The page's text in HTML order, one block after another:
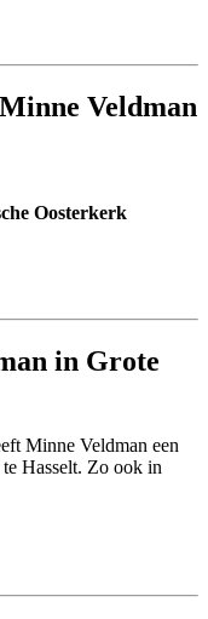
Veldman
Oosterkerk
in Grote
Minne Veldman een
Hasselt. Zo ook in